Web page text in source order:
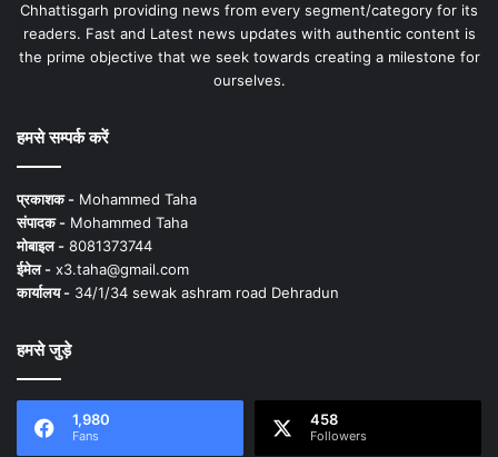
Chhattisgarh providing news from every segment/category for its
readers. Fast and Latest news updates with authentic content is
the prime objective that we seek towards creating a milestone for
ourselves.
हमसे सम्पर्क करें
प्रकाशक - Mohammed Taha
संपादक - Mohammed Taha
मोबाइल - 8081373744
ईमेल - x3.taha@gmail.com
कार्यालय - 34/1/34 sewak ashram road Dehradun
हमसे जुड़े
1,980
Fans
458
Followers